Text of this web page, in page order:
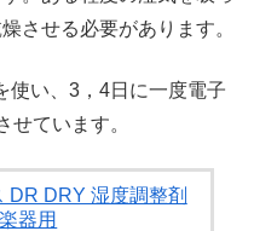
させる必要があります。
使い、3，4日に一度電子
せています。
DR DRY 湿度調整剤
楽器用